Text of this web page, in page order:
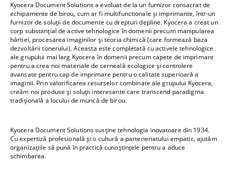
Kyocera Document Solutions a evoluat de la un furnizor consacrat de
echipamente de birou, cum ar fi multifunctionale și imprimante, într-un
furnizor de soluții de documente cu drepturi depline. Kyocera a creat un
corp substanțial de active tehnologice în domenii precum manipularea
hârtiei, procesarea imaginilor și teoria chimică (care formează baza
dezvoltării tonerului). Aceasta este completată cu activele tehnologice
ale grupului mai larg Kyocera în domenii precum capete de imprimare
pentru a crea noi materiale de cerneală ecologice și controlere
avansate pentru cap de imprimare pentru o calitate superioară a
imaginii. Prin valorificarea resurselor combinate ale grupului Kyocera,
creăm noi produse și soluții interesante care transcend paradigma
tradițională a locului de muncă de birou.
Kyocera Document Solutions susține tehnologia inovatoare din 1934.
Cu expertiză profesională și o cultură a parteneriatului empatic, ajutăm
organizațiile să pună în practică cunoștințele pentru a aduce
schimbarea.